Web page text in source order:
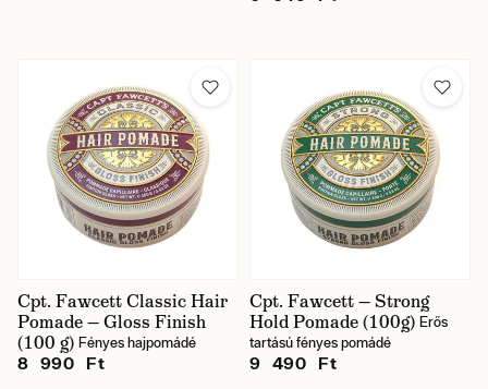
Cpt. Fawcett Classic Hair
Pomade — Gloss Finish
(100 g) Fényes hajpomádé
8 990 Ft
Cpt. Fawcett — Strong
Hold Pomade (100g) Erős
tartású fényes pomádé
9 490 Ft